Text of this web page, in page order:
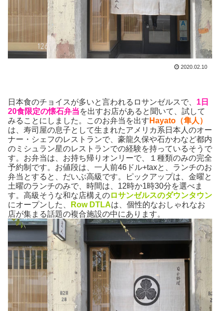
2020.02.10
日本食のチョイスが多いと言われるロサンゼルスで、 1日
20食限定の懐石弁当を出すお店があると聞いて、試して
みることにしました。このお弁当を出す Hayato（隼人）
は、寿司屋の息子として生まれたアメリカ系日本人のオー
ナー・シェフのレストランで、豪龍久保や石かわなど都内
のミシュラン星のレストランでの経験を持っているそうで
す。お弁当は、お持ち帰りオンリーで、１種類のみの完全
予約制です。お値段は、一人前46ドル+taxと、ランチのお
弁当とすると、だいぶ高級です。ピックアップは、金曜と
土曜のランチのみで、時間は、12時か1時30分を選べま
す。高級そうな和な店構えのロサンゼルスのダウンタウン
にオープンした、
Row DTLAは、個性的なおしゃれなお
店が集まる話題の複合施設の中にあります。